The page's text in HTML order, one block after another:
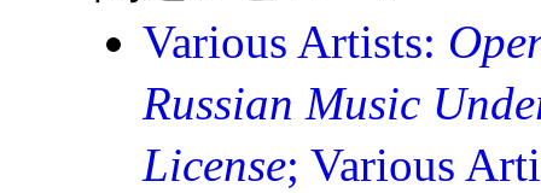
Various Artists:
Russian Music
License; Various